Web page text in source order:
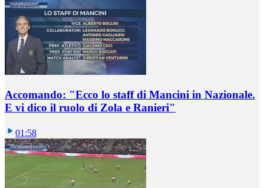
Accomando: "Ecco lo staff di Mancini in Nazionale.
E vi dico il ruolo di Zola e Ranieri"
01:58